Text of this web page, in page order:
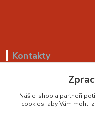
Kontakty
+420 799 530 549
Náš e-shop a partneři
cookies, aby Vám mohli